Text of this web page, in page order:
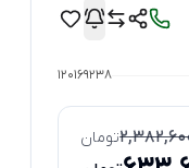
120169238
تومان